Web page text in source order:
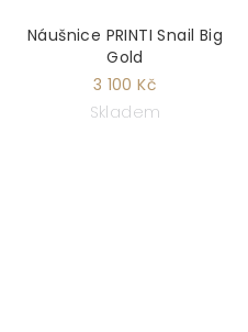
Náušnice PRINTI Snail Big
Gold
3 100 Kč
Skladem